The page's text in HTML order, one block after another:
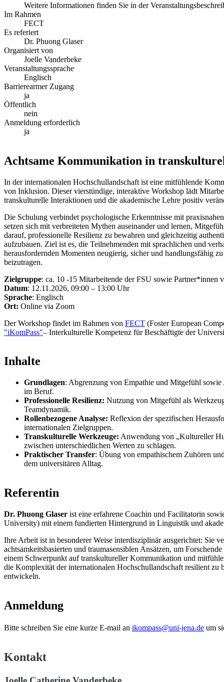
Weitere Informationen finden Sie in der
Im Rahmen
FECT
Es referiert
Dr. Phuong Glaser
Organisiert von
Joelle Vanderbeke
Veranstaltungssprache
Englisch
Barrierearmer Zugang
ja
Öffentlich
nein
Anmeldung erforderlich
ja
Achtsame Kommunikation in
In der internationalen Hochschullandschaft ist eine mitfühlende
von Inklusion. Dieser vierstündige, interaktive Workshop lädt
transkulturelle Interaktionen und die akademische Lehre positiv
Die Schulung verbindet psychologische Erkenntnisse mit
setzen sich mit verbreiteten Mythen auseinander und lernen,
darauf, professionelle Resilienz zu bewahren und gleichzeitig
aufzubauen. Ziel ist es, die Teilnehmenden mit sprachlichen und
herausfordernden Momenten neugierig, sicher und handlungsfähig
beizutragen.
Zielgruppe: ca. 10 -15 Mitarbeitende der FSU sowie Partner*innen
Datum: 12.11.2026, 09:00 – 13:00 Uhr
Sprache: Englisch
Ort: Online via Zoom
Der Workshop findet im Rahmen von FECT (Foster European
"iKomPass"– ​Interkulturelle Kompetenz für Beschäftigte der
Inhalte
Grundlagen: Abgrenzung von Empathie und Mitgefühl
im Beruf.
Professionelle Resilienz: Nutzung von Mitgefühl als
Teamdynamik.
Rollenbezogene Analyse: Reflexion der spezifischen
internationalen Zielgruppen.
Transkulturelle Werkzeuge: Anwendung von „Kultureller
zwischen unterschiedlichen Werten zu schlagen.
Praktischer Transfer: Übung von empathischem Zuhören
dem universitären Alltag.
Referentin
Dr. Phuong Glaser ist eine erfahrene Coachin und Facilitatorin
University) mit einem fundierten Hintergrund in Linguistik und
Ihre Arbeit ist in besonderer Weise interdisziplinär ausgerichtet: Sie
achtsamkeitsbasierten und traumasensiblen Ansätzen, um
einem Schwerpunkt auf transkultureller Kommunikation und
die Komplexität der internationalen Hochschullandschaft resilient
entwickeln.
Anmeldung
Bitte schreiben Sie eine kurze E-mail an ikompass@uni-jena.de um
Kontakt